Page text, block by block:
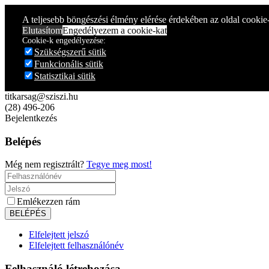
A teljesebb böngészési élmény elérése érdekében az oldal
ElutasítomEngedélyezem a cookie-kat
Cookie-k engedélyezése:
Szükségszerű sütik
Funkcionális sütik
Statisztikai sütik
titkarsag@sziszi.hu
(28) 496-206
Bejelentkezés
Belépés
Még nem regisztrált? Tegye meg most!
Emlékezzen rám
Elfelejtett jelszó
Elfelejtett felhasználónév